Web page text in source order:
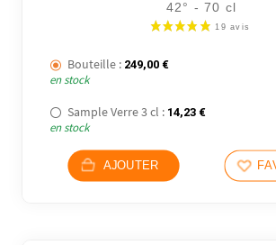
42° - 70 cl
Bouteille : 249,00 €
en stock
Sample Verre 3 cl : 14,23 €
en stock
AJOUTER